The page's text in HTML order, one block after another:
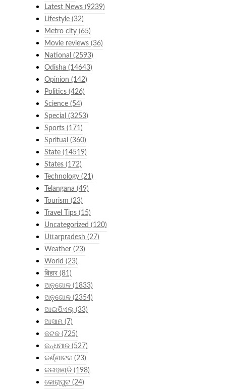
Latest News (9239)
Lifestyle (32)
Metro city (65)
Movie reviews (36)
National (2593)
Odisha (14643)
Opinion (142)
Politics (426)
Science (54)
Special (3253)
Sports (171)
Spritual (360)
State (14519)
States (172)
Technology (21)
Telangana (49)
Tourism (23)
Travel Tips (15)
Uncategorized (120)
Uttarpradesh (27)
Weather (23)
World (23)
बिहार (81)
ଅନୁଗୋଳ (1833)
ଅନୁଗୋଳ (2354)
ଆଇପିଏଲ୍ (33)
ଆସାମ (7)
କଟକ (725)
କନ୍ଧମାଳ (527)
କର୍ଣ୍ଣାଟକ (23)
କଳାହାଣ୍ଡି (198)
କୋରାପୁଟ (24)